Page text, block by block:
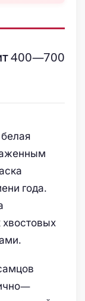
400—700
года.